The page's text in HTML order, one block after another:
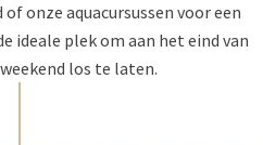
onze aquacursussen voor een
ideale plek om aan het eind van
los te laten.